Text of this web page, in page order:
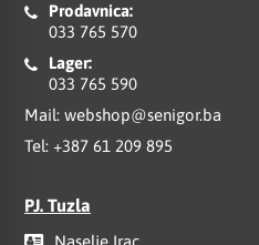
Prodavnica:
033 765 570
Lager:
033 765 590
Mail: webshop@senigor.ba
Tel: +387 61 209 895
PJ. Tuzla